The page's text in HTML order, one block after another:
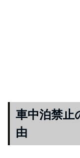
車中泊禁止
由